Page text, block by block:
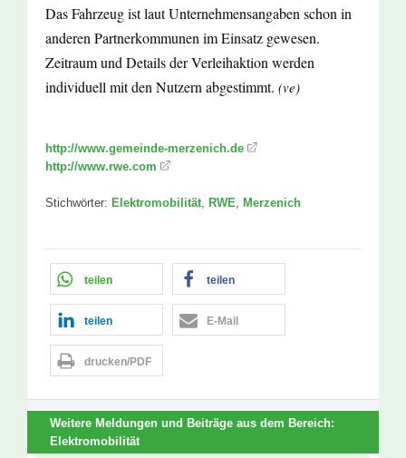
Das Fahrzeug ist laut Unternehmensangaben schon in
anderen Partnerkommunen im Einsatz gewesen.
Zeitraum und Details der Verleihaktion werden
individuell mit den Nutzern abgestimmt. (ve)
http://www.gemeinde-merzenich.de
http://www.rwe.com
Stichwörter: Elektromobilität, RWE, Merzenich
teilen teilen
teilen E-Mail
drucken/PDF
Weitere Meldungen und Beiträge aus dem Bereich:
Elektromobilität